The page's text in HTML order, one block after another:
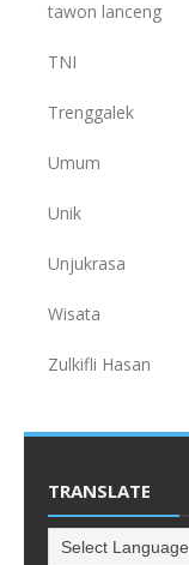
tawon lanceng
TNI
Trenggalek
Umum
Unik
Unjukrasa
Wisata
Zulkifli Hasan
TRANSLATE